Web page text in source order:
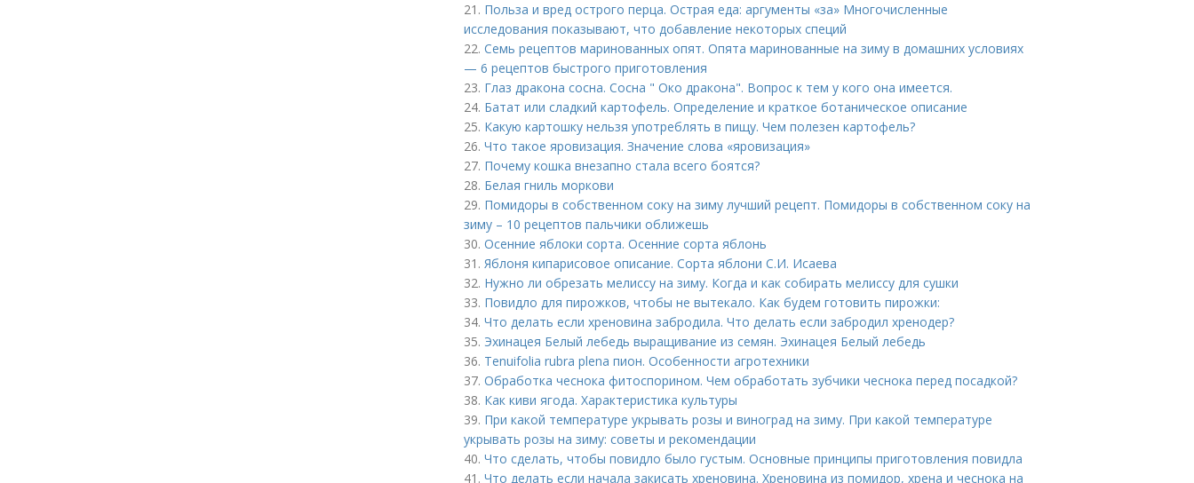
21. Польза и вред острого перца. Острая еда: аргументы «за» Многочисленные
исследования показывают, что добавление некоторых специй
22. Семь рецептов маринованных опят. Опята маринованные на зиму в домашних условиях
— 6 рецептов быстрого приготовления
23. Глаз дракона сосна. Сосна " Око дракона". Вопрос к тем у кого она имеется.
24. Батат или сладкий картофель. Определение и краткое ботаническое описание
25. Какую картошку нельзя употреблять в пищу. Чем полезен картофель?
26. Что такое яровизация. Значение слова «яровизация»
27. Почему кошка внезапно стала всего боятся?
28. Белая гниль моркови
29. Помидоры в собственном соку на зиму лучший рецепт. Помидоры в собственном соку на
зиму – 10 рецептов пальчики оближешь
30. Осенние яблоки сорта. Осенние сорта яблонь
31. Яблоня кипарисовое описание. Сорта яблони С.И. Исаева
32. Нужно ли обрезать мелиссу на зиму. Когда и как собирать мелиссу для сушки
33. Повидло для пирожков, чтобы не вытекало. Как будем готовить пирожки:
34. Что делать если хреновина забродила. Что делать если забродил хренодер?
35. Эхинацея Белый лебедь выращивание из семян. Эхинацея Белый лебедь
36. Tenuifolia rubra plena пион. Особенности агротехники
37. Обработка чеснока фитоспорином. Чем обработать зубчики чеснока перед посадкой?
38. Как киви ягода. Характеристика культуры
39. При какой температуре укрывать розы и виноград на зиму. При какой температуре
укрывать розы на зиму: советы и рекомендации
40. Что сделать, чтобы повидло было густым. Основные принципы приготовления повидла
41. Что делать если начала закисать хреновина. Хреновина из помидор, хрена и чеснока на